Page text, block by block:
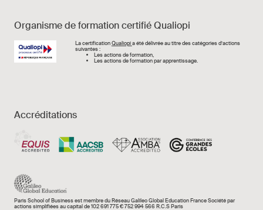
Organisme de formation certifié Qualiopi
Image La certificationQualiopia été délivrée au titre des catégories d’actions
suivantes :
Les actions de formation,
Les actions de formation par apprentissage.
Accréditations
Paris School of Business est membre du Réseau Galileo Global Education France Société par
actions simplifiées au capital de 102 691 775 € 752 994 566 R.C.S Paris